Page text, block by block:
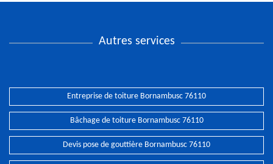
Autres services
Entreprise de toiture Bornambusc 76110
Bâchage de toiture Bornambusc 76110
Devis pose de gouttière Bornambusc 76110